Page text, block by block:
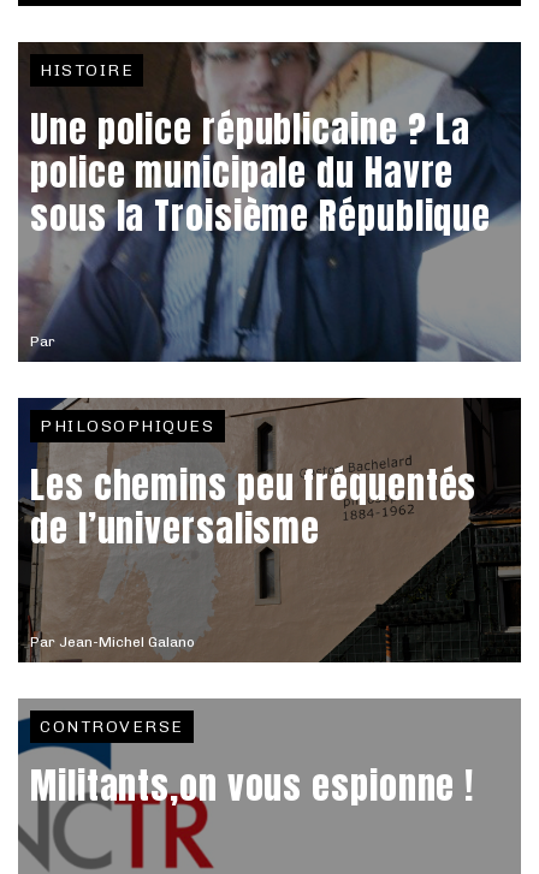
Par
HISTOIRE
Une police républicaine ? La
police municipale du Havre
sous la Troisième République
Par Jean-Michel Galano
PHILOSOPHIQUES
Les chemins peu fréquentés
de l’universalisme
CONTROVERSE
Militants,on vous espionne !